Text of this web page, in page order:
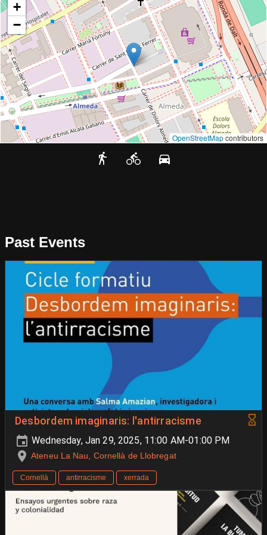
+
−
OpenStreetMapcontributors
Past Events
Desbordem imaginaris: l'antirracisme
Wednesday, Jan 29, 2025, 11:00 AM-01:00 PM
Ateneu La Nau, Cornellà de Llobregat
Cornellà antirracisme xerrada